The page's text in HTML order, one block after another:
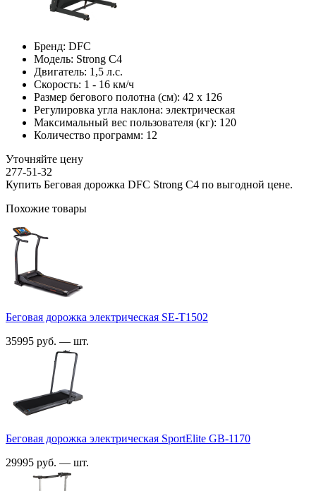
Бренд: DFC
Модель: Strong C4
Двигатель: 1,5 л.с.
Скорость: 1 - 16 км/ч
Размер бегового полотна (см): 42 х 126
Регулировка угла наклона: электрическая
Максимальный вес пользователя (кг): 120
Количество программ: 12
Уточняйте цену
277-51-32
Купить Беговая дорожка DFC Strong C4 по выгодной цене.
Похожие товары
Беговая дорожка электрическая SE-T1502
35995 руб. — шт.
Беговая дорожка электрическая SportElite GB-1170
29995 руб. — шт.